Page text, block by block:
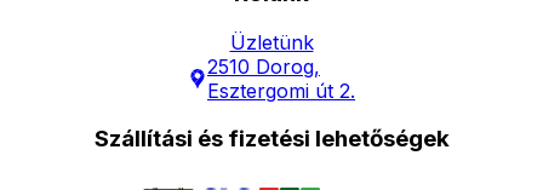
Üzletünk
2510 Dorog,
Esztergomi út 2.
Szállítási és fizetési lehetőségek